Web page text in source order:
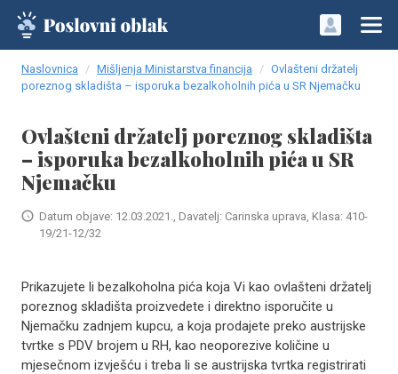
Naslovnica Mišljenja Ministarstva financija
Ovlašteni držatelj
poreznog skladišta – isporuka bezalkoholnih pića u SR Njemačku
Ovlašteni držatelj poreznog skladišta
– isporuka bezalkoholnih pića u SR
Njemačku
Datum objave: 12.03.2021., Davatelj: Carinska uprava, Klasa: 410-
19/21-12/32
Prikazujete li bezalkoholna pića koja Vi kao ovlašteni držatelj
poreznog skladišta proizvedete i direktno isporučite u
Njemačku zadnjem kupcu, a koja prodajete preko austrijske
tvrtke s PDV brojem u RH, kao neoporezive količine u
mjesečnom izvješću i treba li se austrijska tvrtka registrirati